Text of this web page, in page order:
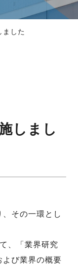
ました
しまし
その一環とし
、「業界研究
び業界の概要